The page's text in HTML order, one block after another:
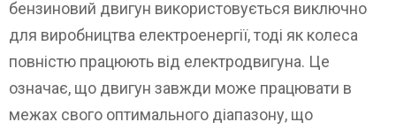
бензиновий двигун використовується виключно
для виробництва електроенергії, тоді як колеса
повністю працюють від електродвигуна. Це
означає, що двигун завжди може працювати в
межах свого оптимального діапазону, що